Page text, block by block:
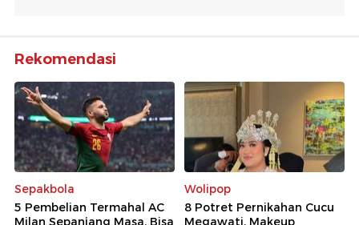
Rekomendasi
Sepakbola
5 Pembelian Termahal AC
Milan Sepanjang Masa, Bisa
Wolipop
8 Potret Pernikahan Cucu
Megawati, Makeup